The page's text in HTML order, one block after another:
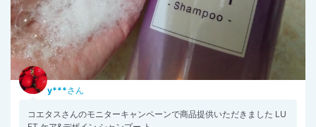
y***さん
コエタスさんのモニターキャンペーンで商品提供いただきました LU